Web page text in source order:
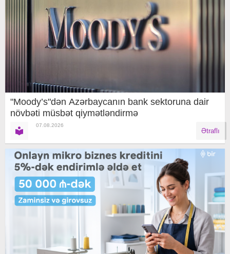
"Moody’s"dən Azərbaycanın bank sektoruna dair
növbəti müsbət qiymətləndirmə
07.08.2026
Ətraflı